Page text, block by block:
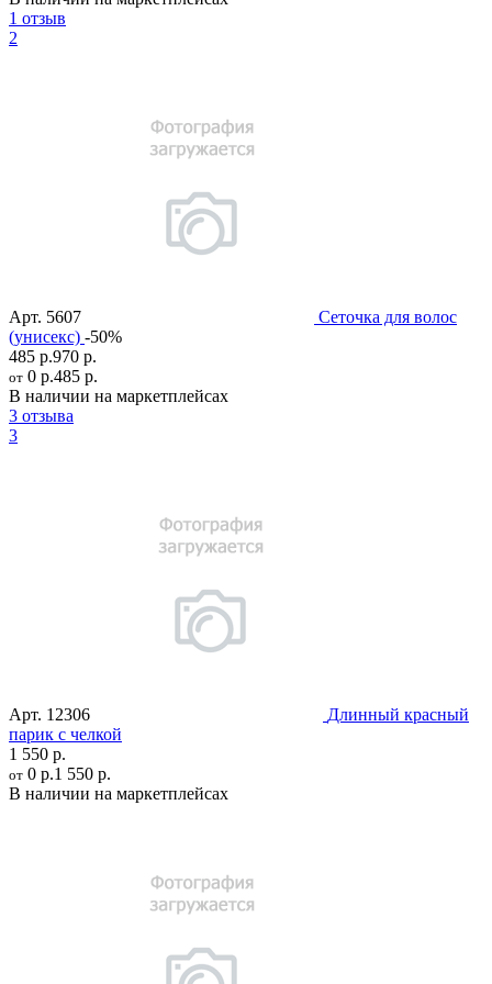
1 отзыв
2
Арт. 5607
Сеточка для волос
(унисекс) -50%
485 р.970 р.
от 0 р.485 р.
В наличии на маркетплейсах
3 отзыва
3
Арт. 12306
Длинный красный
парик с челкой
1 550 р.
от 0 р.1 550 р.
В наличии на маркетплейсах